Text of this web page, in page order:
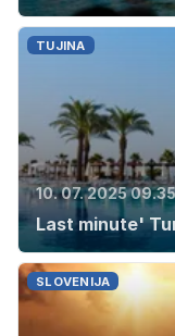
TUJINA
10. 07. 2025 09.35
Last minute'
SLOVENIJA